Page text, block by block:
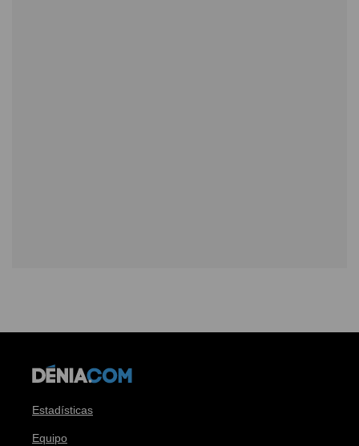
Estadísticas
Equipo